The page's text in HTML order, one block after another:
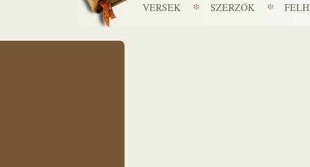
VERSEK SZERZŐK